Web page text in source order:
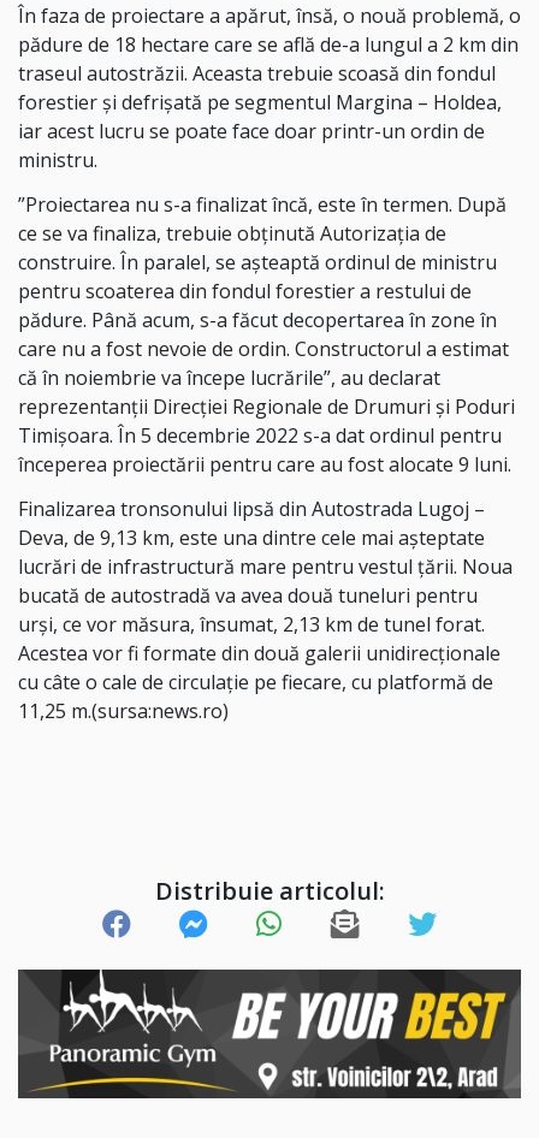
În faza de proiectare a apărut, însă, o nouă problemă, o
pădure de 18 hectare care se află de-a lungul a 2 km din
traseul autostrăzii. Aceasta trebuie scoasă din fondul
forestier şi defrişată pe segmentul Margina – Holdea,
iar acest lucru se poate face doar printr-un ordin de
ministru.
”Proiectarea nu s-a finalizat încă, este în termen. După
ce se va finaliza, trebuie obţinută Autorizaţia de
construire. În paralel, se aşteaptă ordinul de ministru
pentru scoaterea din fondul forestier a restului de
pădure. Până acum, s-a făcut decopertarea în zone în
care nu a fost nevoie de ordin. Constructorul a estimat
că în noiembrie va începe lucrările”, au declarat
reprezentanţii Direcţiei Regionale de Drumuri şi Poduri
Timişoara. În 5 decembrie 2022 s-a dat ordinul pentru
începerea proiectării pentru care au fost alocate 9 luni.
Finalizarea tronsonului lipsă din Autostrada Lugoj –
Deva, de 9,13 km, este una dintre cele mai aşteptate
lucrări de infrastructură mare pentru vestul ţării. Noua
bucată de autostradă va avea două tuneluri pentru
urşi, ce vor măsura, însumat, 2,13 km de tunel forat.
Acestea vor fi formate din două galerii unidirecţionale
cu câte o cale de circulaţie pe fiecare, cu platformă de
11,25 m.(sursa:news.ro)
Distribuie articolul: